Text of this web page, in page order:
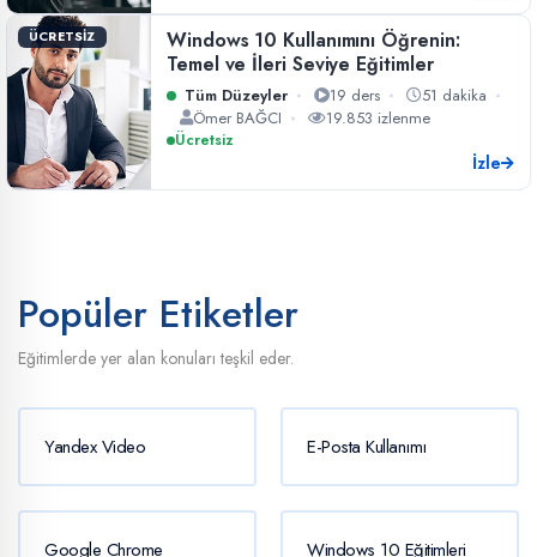
ÜCRETSİZ
Windows 10 Kullanımını Öğrenin:
Temel ve İleri Seviye Eğitimler
Tüm Düzeyler 19 ders
51 dakika
Ömer BAĞCI
19.853 izlenme
Ücretsiz
İzle
Popüler Etiketler
Eğitimlerde yer alan konuları teşkil eder.
Yandex Video E-Posta Kullanımı
Google Chrome Windows 10 Eğitimleri